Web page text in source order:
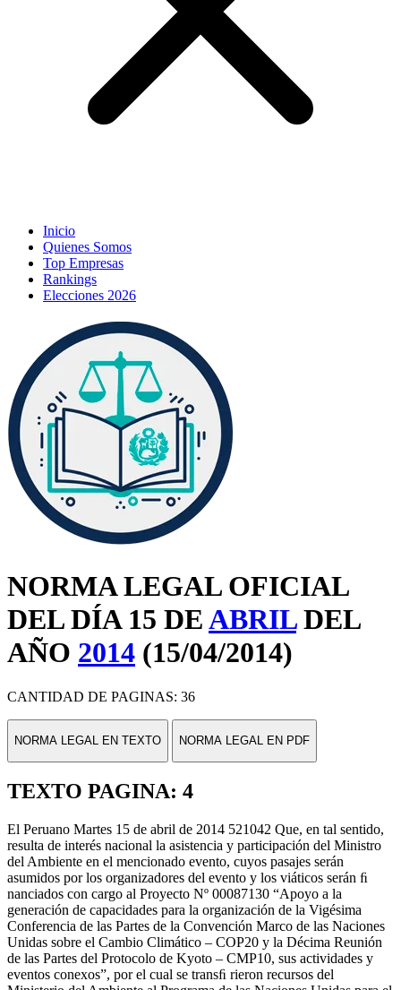
Inicio
Quienes Somos
Top Empresas
Rankings
Elecciones 2026
NORMA LEGAL OFICIAL
DEL DÍA 15 DEABRILDEL
AÑO 2014 (15/04/2014)
CANTIDAD DE PAGINAS: 36
NORMA LEGAL EN TEXTO NORMA LEGAL EN PDF
TEXTO PAGINA: 4
El Peruano Martes 15 de abril de 2014 521042 Que, en tal sentido,
resulta de interés nacional la asistencia y participación del Ministro
del Ambiente en el mencionado evento, cuyos pasajes serán
asumidos por los organizadores del evento y los viáticos serán ﬁ
nanciados con cargo al Proyecto Nº 00087130 “Apoyo a la
generación de capacidades para la organización de la Vigésima
Conferencia de las Partes de la Convención Marco de las Naciones
Unidas sobre el Cambio Climático – COP20 y la Décima Reunión
de las Partes del Protocolo de Kyoto – CMP10, sus actividades y
eventos conexos”, por el cual se transﬁ rieron recursos del